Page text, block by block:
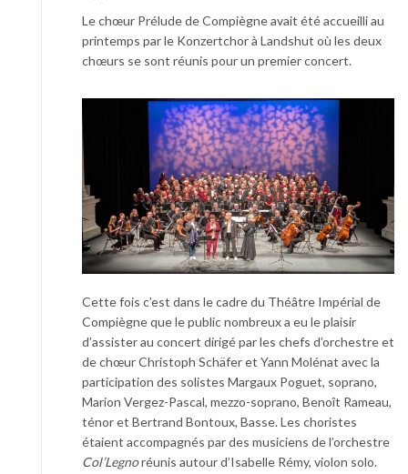
Le chœur Prélude de Compiègne avait été accueilli au
printemps par le Konzertchor à Landshut où les deux
chœurs se sont réunis pour un premier concert.
Cette fois c’est dans le cadre du Théâtre Impérial de
Compiègne que le public nombreux a eu le plaisir
d’assister au concert dirigé par les chefs d’orchestre et
de chœur Christoph Schäfer et Yann Molénat avec la
participation des solistes Margaux Poguet, soprano,
Marion Vergez-Pascal, mezzo-soprano, Benoît Rameau,
ténor et Bertrand Bontoux, Basse. Les choristes
étaient accompagnés par des musiciens de l’orchestre
Col’Legnoréunis autour d’Isabelle Rémy, violon solo.